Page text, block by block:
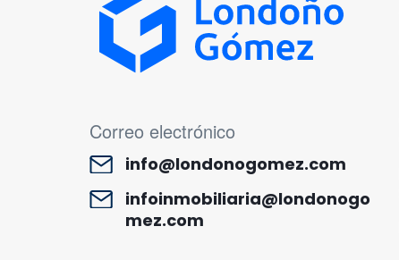
MENÚ CORREO ELECTRÓNICO
Correo electrónico
info@londonogomez.com
infoinmobiliaria@londonogo
mez.com